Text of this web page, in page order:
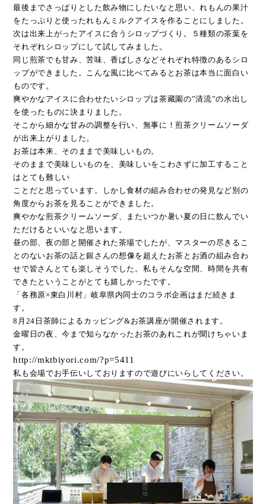
最後までさっぱりとした飲み物にしたいなと思い、れもんの果汁
をたっぷりと使 ったれもんミルクアイスを作ることにしました。
次は出来上がったアイスに合う シロップづくり。５種類の茶葉を
それぞれシロップにして試してみました。
同じ煎茶でも甘み、苦味、香ばしさなどそれぞれ特徴のあるシロ
ップができました。こんな風に比べてみるとお茶は本当に面白い
ものです。
爽やかなアイスに合わせたいシロップは茶藏園の”清流”の水出し
を使ったものに決まりました。
そこから細かな甘みの調整を行い、無事に！煎茶クリームソーダ
が出来上がりました。
お茶は本来、そのままで美味しいもの。
そのままで美味しいものを、美味しいをこわさずに加工すること
はとても難しい
ことだと思っています。しかし食材の組み合わせの発見など別の
角度からお茶を 見ることができました。
爽やかな煎茶クリームソーダ、またいつか暑い夏の日に飲んでい
ただけると いいなと思います。
昼の部、夜の部と開催された茶場でしたが、 マスターの尽きるこ
とのないお茶の話と銀さんの想像を超えたお茶とお酒の組み合わ
せで皆さんとても楽しそうでした。私もそんな空間、時間を共有
できた ということがとても嬉しかったです。
「各務原×東白川村」岐阜県内同士のコラボ企画はまだ続きま
す。
8月24日茶師によるカッピング&お茶講座が開催されます。
金曜日の夜、今まで知らなかったお茶のあれこれが聞けちゃいま
す。
http://mktbiyori.com/?p=5411
私も会場でお手伝いしておりますので遊びにいらしてください。